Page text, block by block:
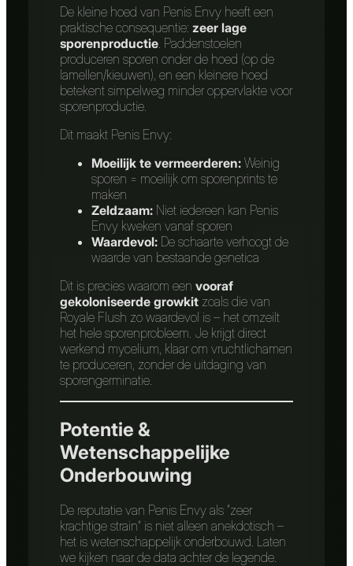
De kleine hoed van Penis Envy heeft een
praktische consequentie: zeer lage
sporenproductie . Paddenstoelen
produceren sporen onder de hoed (op de
lamellen/kieuwen), en een kleinere hoed
betekent simpelweg minder oppervlakte voor
sporenproductie.
Dit maakt Penis Envy:
Moeilijk te vermeerderen: Weinig
sporen = moeilijk om sporenprints te
maken
Zeldzaam: Niet iedereen kan Penis
Envy kweken vanaf sporen
Waardevol: De schaarte verhoogt de
waarde van bestaande genetica
Dit is precies waarom een vooraf
gekoloniseerde growkit zoals die van
Royale Flush zo waardevol is – het omzeilt
het hele sporenprobleem. Je krijgt direct
werkend mycelium, klaar om vruchtlichamen
te produceren, zonder de uitdaging van
sporengerminatie.
Potentie &
Wetenschappelijke
Onderbouwing
De reputatie van Penis Envy als “zeer
krachtige strain” is niet alleen anekdotisch –
het is wetenschappelijk onderbouwd. Laten
we kijken naar de data achter de legende.